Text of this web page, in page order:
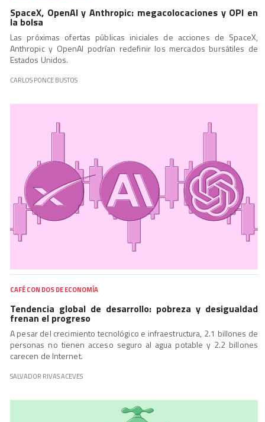
SpaceX, OpenAI y Anthropic: megacolocaciones y OPI en
la bolsa
Las próximas ofertas públicas iniciales de acciones de SpaceX,
Anthropic y OpenAI podrían redefinir los mercados bursátiles de
Estados Unidos.
CARLOS PONCE BUSTOS
CAFÉ CON DOS DE ECONOMÍA
Tendencia global de desarrollo: pobreza y desigualdad
frenan el progreso
A pesar del crecimiento tecnológico e infraestructura, 2.1 billones de
personas no tienen acceso seguro al agua potable y 2.2 billones
carecen de Internet.
SALVADOR RIVAS ACEVES